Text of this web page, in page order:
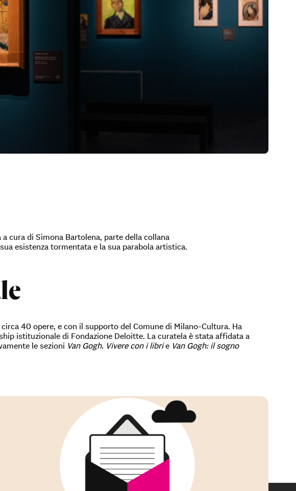
cura di Simona Bartolena, parte della collana
esistenza tormentata e la sua parabola artistica.
40 opere, e con il supporto del Comune di Milano-Cultura. Ha
istituzionale di Fondazione Deloitte. La curatela è stata affidata a
le sezioni Van Gogh. Vivere con i librie Van Gogh: il sogno